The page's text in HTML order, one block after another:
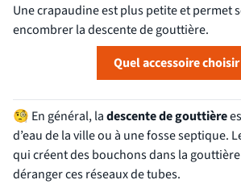
Une crapaudine est plus petite et permet
encombrer la descente de gouttière.
Quel accessoire choisir
🧐 En général, ladescente de gouttière
d’eau de la ville ou à une fosse septique.
qui créent des bouchons dans la
déranger ces réseaux de tubes.